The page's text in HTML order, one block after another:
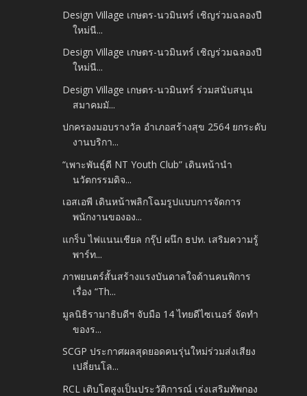
Design Village เกษตร-นวมินทร์ เชิญร่วมฉลองปี
ใหม่นี...
Design Village เกษตร-นวมินทร์ เชิญร่วมฉลองปี
ใหม่นี...
Design Village เกษตร-นวมินทร์ ร่วมสนับสนุน
สมาคมมั...
ปกครองมอบรางวัล อำเภอสร้างสุข 2564 ยกระดับ
งานบริกา...
“เพาะพันธุ์ดี NT Youth Club” เดินหน้านำ
นวัตกรรมดิจ...
เอสเอพี เดินหน้าพลิกโฉมรูปแบบการจัดการ
พนักงานขององ...
แกร็บ ไฟแนนเชียล กรุ๊ป ผนึก ธปท. เสริมความรู้
พาร์ท...
ภาพยนตร์สั้นสร้างแรงบันดาลใจด้านคนพิการ
เรื่อง “Th...
มูลนิธิรามาธิบดีฯ จับมือ 14 ไทยดีไซเนอร์ จัดทำ
ของร...
SCGP ประกาศผลสุดยอดคนรุ่นใหม่ร่วมส่งเสียง
เปลี่ยนโล...
RCL เติบโตสูงเป็นประวัติการณ์ เร่งเสริมทัพกอง